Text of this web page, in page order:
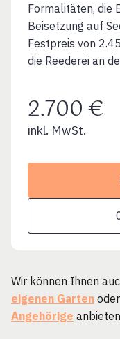
Formalitäten, die
Beisetzung auf
Festpreis von
die Reederei an
2.700 €
inkl. MwSt.
Wir können Ihnen
eigenen Garten
Angehörige